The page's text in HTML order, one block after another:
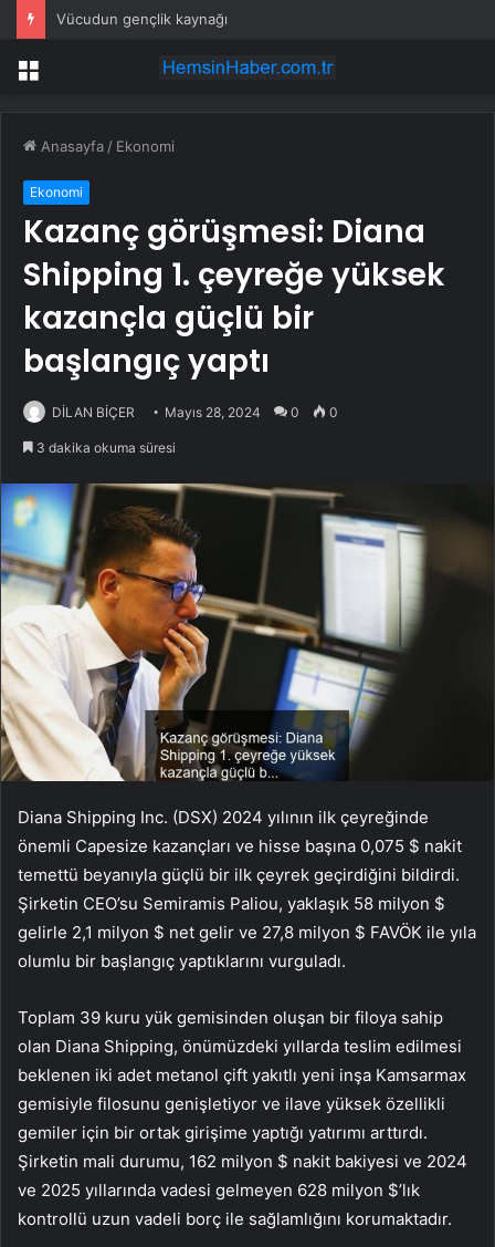
Vücudun gençlik kaynağı
Menü
Anasayfa / Ekonomi
Ekonomi
Kazanç görüşmesi: Diana
Shipping 1. çeyreğe yüksek
kazançla güçlü bir
başlangıç yaptı
DİLAN BİÇER Mayıs 28, 2024 0 0
3 dakika okuma süresi
Diana Shipping Inc. (DSX) 2024 yılının ilk çeyreğinde
önemli Capesize kazançları ve hisse başına 0,075 $ nakit
temettü beyanıyla güçlü bir ilk çeyrek geçirdiğini bildirdi.
Şirketin CEO’su Semiramis Paliou, yaklaşık 58 milyon $
gelirle 2,1 milyon $ net gelir ve 27,8 milyon $ FAVÖK ile yıla
olumlu bir başlangıç yaptıklarını vurguladı.
Toplam 39 kuru yük gemisinden oluşan bir filoya sahip
olan Diana Shipping, önümüzdeki yıllarda teslim edilmesi
beklenen iki adet metanol çift yakıtlı yeni inşa Kamsarmax
gemisiyle filosunu genişletiyor ve ilave yüksek özellikli
gemiler için bir ortak girişime yaptığı yatırımı arttırdı.
Şirketin mali durumu, 162 milyon $ nakit bakiyesi ve 2024
ve 2025 yıllarında vadesi gelmeyen 628 milyon $’lık
kontrollü uzun vadeli borç ile sağlamlığını korumaktadır.